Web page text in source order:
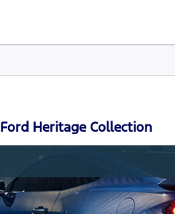
Ford Heritage Collection